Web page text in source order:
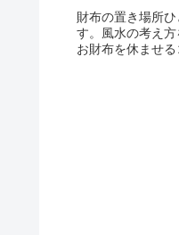
財布の置き場所
す。風水の考え方
お財布を休ませる